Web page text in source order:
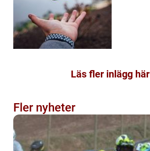
Läs fler inlägg här
Fler nyheter